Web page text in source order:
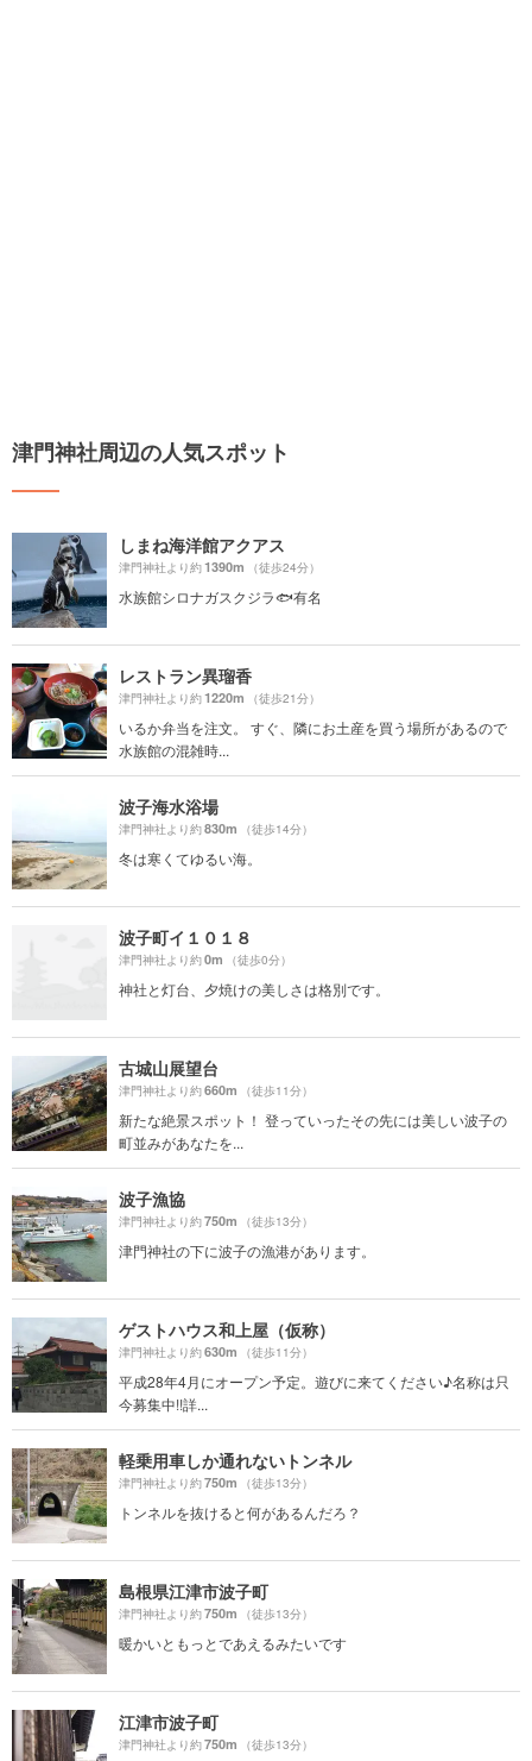
津門神社周辺の人気スポット
しまね海洋館アクアス
津門神社より約1390m （徒歩24分）
水族館シロナガスクジラ🐟有名
レストラン異瑠香
津門神社より約1220m （徒歩21分）
いるか弁当を注文。 すぐ、隣にお土産を買う場所があるので
水族館の混雑時...
波子海水浴場
津門神社より約830m （徒歩14分）
冬は寒くてゆるい海。
波子町イ１０１８
津門神社より約0m （徒歩0分）
神社と灯台、夕焼けの美しさは格別です。
古城山展望台
津門神社より約660m （徒歩11分）
新たな絶景スポット！ 登っていったその先には美しい波子の
町並みがあなたを...
波子漁協
津門神社より約750m （徒歩13分）
津門神社の下に波子の漁港があります。
ゲストハウス和上屋（仮称）
津門神社より約630m （徒歩11分）
平成28年4月にオープン予定。遊びに来てください♪名称は只
今募集中!!詳...
軽乗用車しか通れないトンネル
津門神社より約750m （徒歩13分）
トンネルを抜けると何があるんだろ？
島根県江津市波子町
津門神社より約750m （徒歩13分）
暖かいともっとであえるみたいです
江津市波子町
津門神社より約750m （徒歩13分）